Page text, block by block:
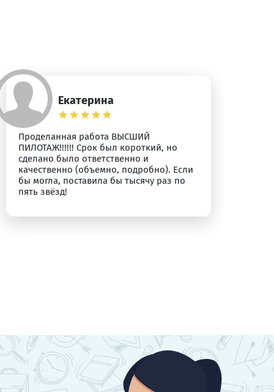
Екатерина
Проделанная работа ВЫСШИЙ
ПИЛОТАЖ!!!!!! Срок был короткий, но
сделано было ответственно и
качественно (объемно, подробно). Если
бы могла, поставила бы тысячу раз по
пять звёзд!